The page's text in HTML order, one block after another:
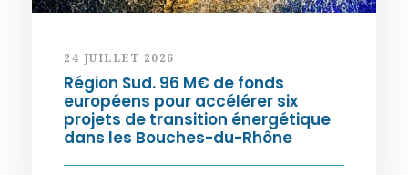
24 JUILLET 2026
Région Sud. 96 M€ de fonds
européens pour accélérer six
projets de transition énergétique
dans les Bouches-du-Rhône